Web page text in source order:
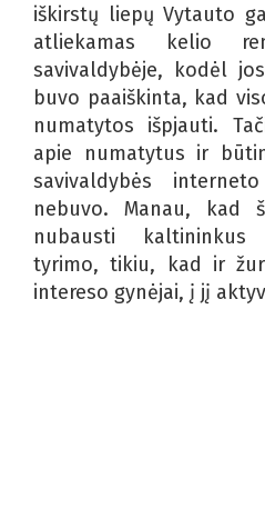
iškirstų liepų Vytauto
atliekamas kelio
savivaldybėje, kodėl
buvo paaiškinta, kad
numatytos išpjauti.
apie numatytus ir
savivaldybės
nebuvo. Manau, kad
nubausti kaltininkus
tyrimo, tikiu, kad ir
intereso gynėjai, į jį